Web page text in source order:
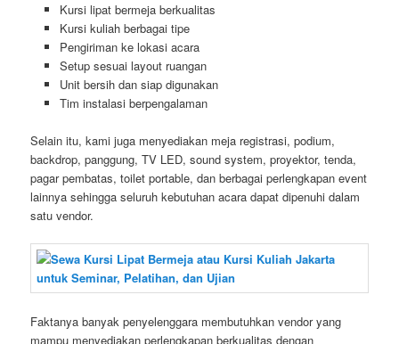
Kursi lipat bermeja berkualitas
Kursi kuliah berbagai tipe
Pengiriman ke lokasi acara
Setup sesuai layout ruangan
Unit bersih dan siap digunakan
Tim instalasi berpengalaman
Selain itu, kami juga menyediakan meja registrasi, podium,
backdrop, panggung, TV LED, sound system, proyektor, tenda,
pagar pembatas, toilet portable, dan berbagai perlengkapan event
lainnya sehingga seluruh kebutuhan acara dapat dipenuhi dalam
satu vendor.
Faktanya banyak penyelenggara membutuhkan vendor yang
mampu menyediakan perlengkapan berkualitas dengan